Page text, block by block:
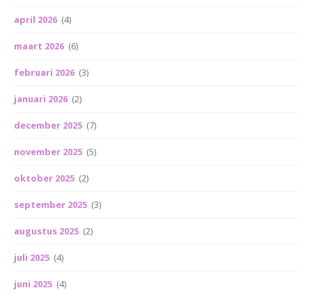
april 2026 (4)
maart 2026 (6)
februari 2026 (3)
januari 2026 (2)
december 2025 (7)
november 2025 (5)
oktober 2025 (2)
september 2025 (3)
augustus 2025 (2)
juli 2025 (4)
juni 2025 (4)